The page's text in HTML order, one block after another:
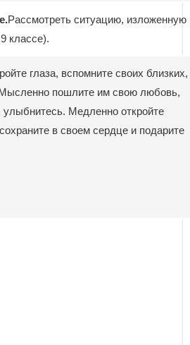
Рассмотреть ситуацию, изложенную
классе).
глаза, вспомните своих близких,
пошлите им свою любовь,
Медленно откройте
в своем сердце и подарите